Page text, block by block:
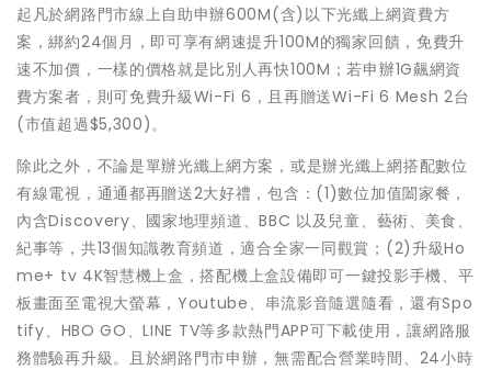
起凡於網路門市線上自助申辦600M(含)以下光纖上網資費方
案，綁約24個月，即可享有網速提升100M的獨家回饋，免費升
速不加價，一樣的價格就是比別人再快100M；若申辦1G飆網資
費方案者，則可免費升級Wi-Fi 6，且再贈送Wi-Fi 6 Mesh 2台
(市值超過$5,300)。
除此之外，不論是單辦光纖上網方案，或是辦光纖上網搭配數位
有線電視，通通都再贈送2大好禮，包含：(1)數位加值闔家餐，
內含Discovery、國家地理頻道、BBC 以及兒童、藝術、美食、
紀事等，共13個知識教育頻道，適合全家一同觀賞；(2)升級Ho
me+ tv 4K智慧機上盒，搭配機上盒設備即可一鍵投影手機、平
板畫面至電視大螢幕，Youtube、串流影音隨選隨看，還有Spo
tify、HBO GO、LINE TV等多款熱門APP可下載使用，讓網路服
務體驗再升級。且於網路門市申辦，無需配合營業時間、24小時